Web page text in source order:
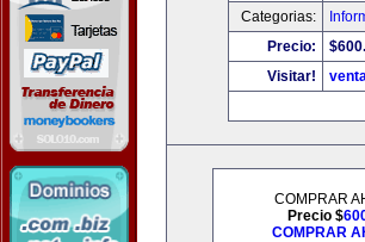
Categorias:
Precio:
Visitar!
COMPRAR
Precio $
COMPRAR